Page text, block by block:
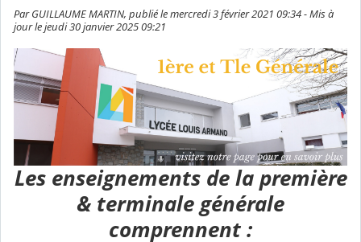
Par GUILLAUME MARTIN, publié le mercredi 3 février 2021 09:34 - Mis à
jour le jeudi 30 janvier 2025 09:21
Les enseignements de la première
& terminale générale
comprennent :